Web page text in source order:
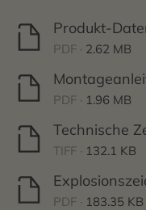
Produkt-
PDF · 2.62 MB
PDF · 1.96 MB
Technische
TIFF · 132.1 KB
PDF · 183.35 KB